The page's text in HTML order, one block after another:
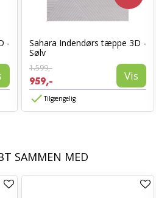
-
Sahara Indendørs tæppe 3D -
Sølv
1.599,-
959,- Vis
Tilgængelig
SAMMEN MED